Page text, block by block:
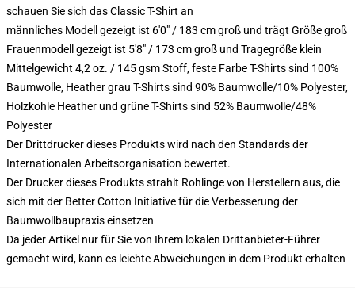
schauen Sie sich das Classic T-Shirt an
männliches Modell gezeigt ist 6'0" / 183 cm groß und trägt Größe groß
Frauenmodell gezeigt ist 5'8" / 173 cm groß und Tragegröße klein
Mittelgewicht 4,2 oz. / 145 gsm Stoff, feste Farbe T-Shirts sind 100%
Baumwolle, Heather grau T-Shirts sind 90% Baumwolle/10% Polyester,
Holzkohle Heather und grüne T-Shirts sind 52% Baumwolle/48%
Polyester
Der Drittdrucker dieses Produkts wird nach den Standards der
Internationalen Arbeitsorganisation bewertet.
Der Drucker dieses Produkts strahlt Rohlinge von Herstellern aus, die
sich mit der Better Cotton Initiative für die Verbesserung der
Baumwollbaupraxis einsetzen
Da jeder Artikel nur für Sie von Ihrem lokalen Drittanbieter-Führer
gemacht wird, kann es leichte Abweichungen in dem Produkt erhalten